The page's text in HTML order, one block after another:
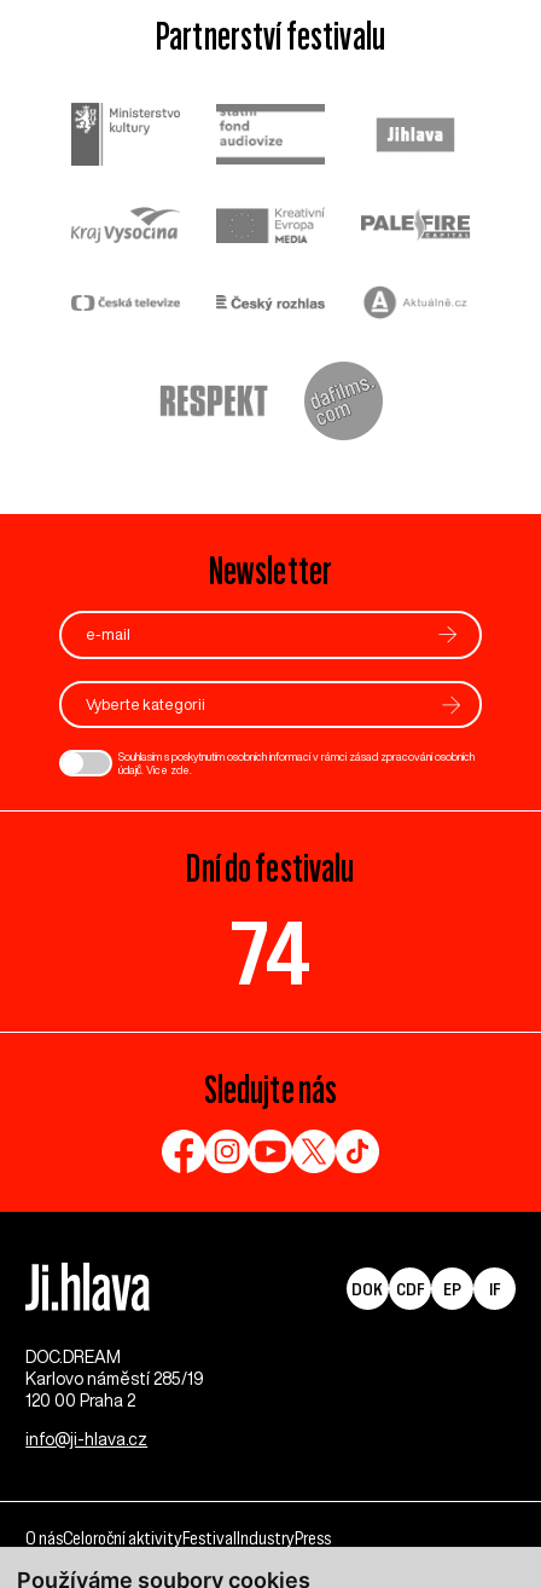
Používáme soubory cookies
Partnerství festivalu
Newsletter
Vyberte kategorii
Souhlasím s poskytnutím osobních informací v rámci zásad zpracování osobních
údajů. Více zde
Dní do festivalu
74
Sledujte nás
DOC.DREAM​
Karlovo náměstí 285/19
120 00 Praha 2
info@ji-hlava.cz
DOK CDF EP IF
O násCeloroční aktivityFestival IndustryPress